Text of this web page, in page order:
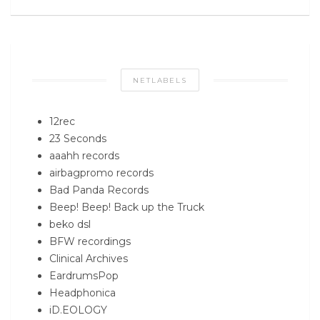
NETLABELS
12rec
23 Seconds
aaahh records
airbagpromo records
Bad Panda Records
Beep! Beep! Back up the Truck
beko dsl
BFW recordings
Clinical Archives
EardrumsPop
Headphonica
iD.EOLOGY